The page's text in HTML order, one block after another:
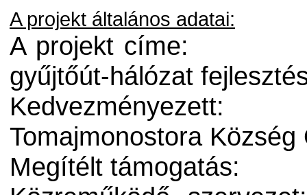
A projekt általános adatai:
A projekt címe:
gyűjtőút-hálózat
Kedvezményezett:
Tomajmonostora
Megítélt támogatás: